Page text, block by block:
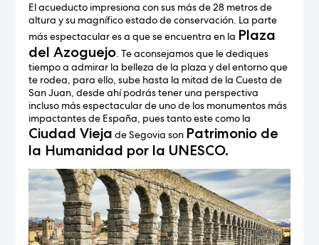
El acueducto impresiona con sus más de 28 metros de
altura y su magnífico estado de conservación. La parte
más espectacular es a que se encuentra en la Plaza
del Azoguejo. Te aconsejamos que le dediques
tiempo a admirar la belleza de la plaza y del entorno que
te rodea, para ello, sube hasta la mitad de la Cuesta de
San Juan, desde ahí podrás tener una perspectiva
incluso más espectacular de uno de los monumentos más
impactantes de España, pues tanto este como la
Ciudad Vieja de Segovia son Patrimonio de
la Humanidad por la UNESCO.